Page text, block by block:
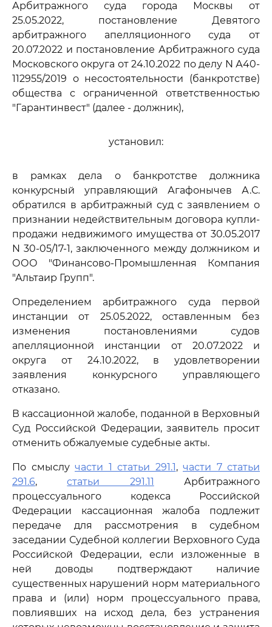
Арбитражного суда города Москвы от
25.05.2022, постановление Девятого
арбитражного апелляционного суда от
20.07.2022 и постановление Арбитражного суда
Московского округа от 24.10.2022 по делу N А40-
112955/2019 о несостоятельности (банкротстве)
общества с ограниченной ответственностью
"Гарантинвест" (далее - должник),
установил:
в рамках дела о банкротстве должника
конкурсный управляющий Агафонычев А.С.
обратился в арбитражный суд с заявлением о
признании недействительным договора купли-
продажи недвижимого имущества от 30.05.2017
N 30-05/17-1, заключенного между должником и
ООО "Финансово-Промышленная Компания
"Альтаир Групп".
Определением арбитражного суда первой
инстанции от 25.05.2022, оставленным без
изменения постановлениями судов
апелляционной инстанции от 20.07.2022 и
округа от 24.10.2022, в удовлетворении
заявления конкурсного управляющего
отказано.
В кассационной жалобе, поданной в Верховный
Суд Российской Федерации, заявитель просит
отменить обжалуемые судебные акты.
По смыслу части 1 статьи 291.1, части 7 статьи
291.6,статьи 291.11 Арбитражного
процессуального кодекса Российской
Федерации кассационная жалоба подлежит
передаче для рассмотрения в судебном
заседании Судебной коллегии Верховного Суда
Российской Федерации, если изложенные в
ней доводы подтверждают наличие
существенных нарушений норм материального
права и (или) норм процессуального права,
повлиявших на исход дела, без устранения